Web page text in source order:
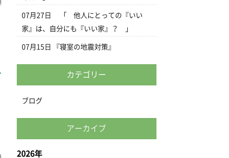
07月27日
「 他人にとっての『いい
家』は、自分にも『いい家』？ 」
07月15日 『寝室の地震対策』
カテゴリー
ブログ
アーカイブ
2026年